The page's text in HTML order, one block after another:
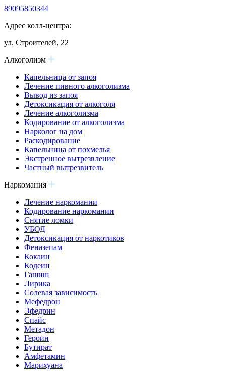
89095850344
Адрес колл-центра:
ул. Строителей, 22
Алкоголизм
Капельница от запоя
Лечение пивного алкоголизма
Вывод из запоя
Детоксикация от алкоголя
Лечение алкоголизма
Кодирование от алкоголизма
Нарколог на дом
Раскодирование
Капельница от похмелья
Экстренное вытрезвление
Частный вытрезвитель
Наркомания
Лечение наркомании
Кодирование наркомании
Снятие ломки
УБОД
Детоксикация от наркотиков
Феназепам
Кокаин
Кодеин
Гашиш
Лирика
Солевая зависимость
Мефедрон
Эфедрин
Спайс
Метадон
Героин
Бутират
Амфетамин
Марихуана